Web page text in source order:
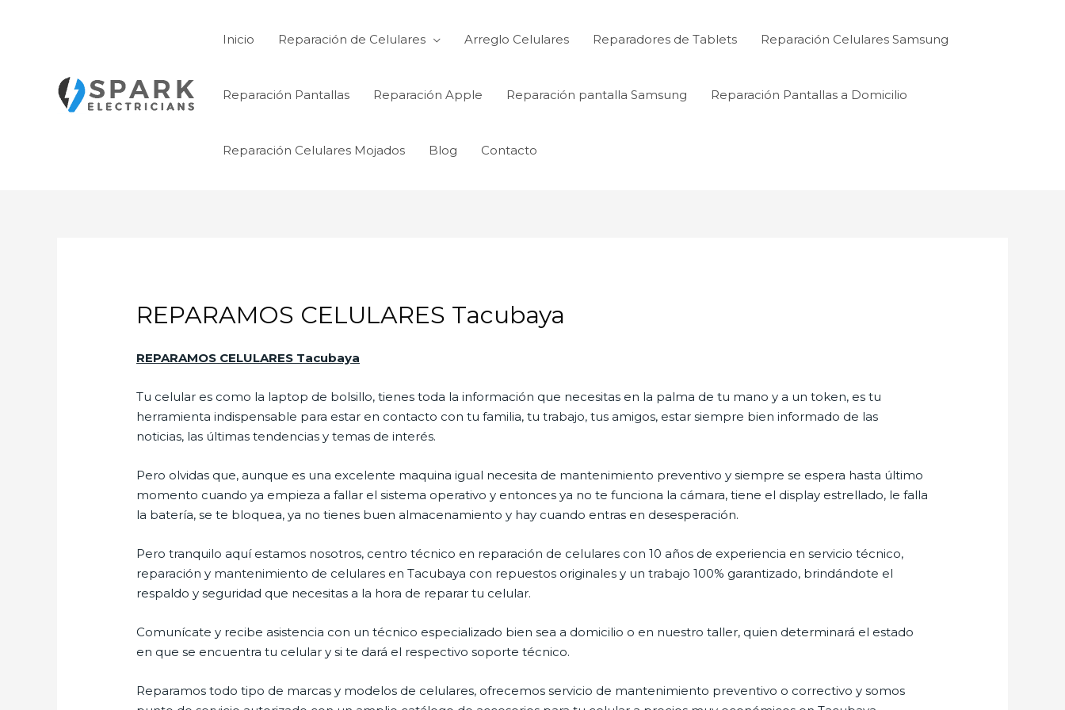
Inicio Reparación de Celulares Arreglo Celulares Reparadores de Tablets Reparación Celulares Samsung
Reparación Pantallas Reparación Apple Reparación pantalla Samsung Reparación Pantallas a Domicilio
Reparación Celulares Mojados Blog Contacto
REPARAMOS CELULARES Tacubaya
REPARAMOS CELULARES Tacubaya
Tu celular es como la laptop de bolsillo, tienes toda la información que necesitas en la palma de tu mano y a un token, es tu
herramienta indispensable para estar en contacto con tu familia, tu trabajo, tus amigos, estar siempre bien informado de las
noticias, las últimas tendencias y temas de interés.
Pero olvidas que, aunque es una excelente maquina igual necesita de mantenimiento preventivo y siempre se espera hasta último
momento cuando ya empieza a fallar el sistema operativo y entonces ya no te funciona la cámara, tiene el display estrellado, le falla
la batería, se te bloquea, ya no tienes buen almacenamiento y hay cuando entras en desesperación.
Pero tranquilo aquí estamos nosotros, centro técnico en reparación de celulares con 10 años de experiencia en servicio técnico,
reparación y mantenimiento de celulares en Tacubaya con repuestos originales y un trabajo 100% garantizado, brindándote el
respaldo y seguridad que necesitas a la hora de reparar tu celular.
Comunícate y recibe asistencia con un técnico especializado bien sea a domicilio o en nuestro taller, quien determinará el estado
en que se encuentra tu celular y si te dará el respectivo soporte técnico.
Reparamos todo tipo de marcas y modelos de celulares, ofrecemos servicio de mantenimiento preventivo o correctivo y somos